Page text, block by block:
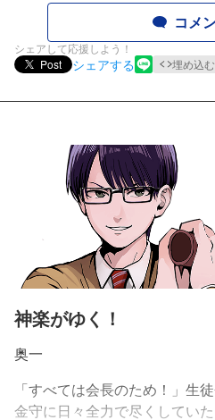
コメ
シェアして応援しよう！
Post
シェアする 埋め込む
神楽がゆく！
奥一
「すべては会長のため！」生
金守に日々全力で尽くしてい